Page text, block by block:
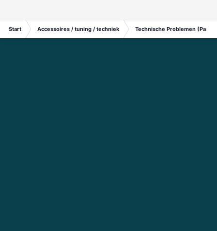
Start Accessoires / tuning / techniek Technische Problemen